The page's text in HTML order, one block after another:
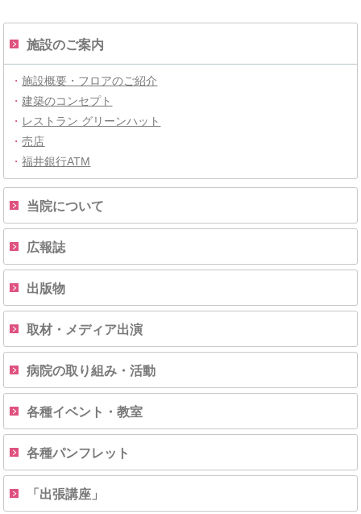
施設のご案内
・施設概要・フロアのご紹介
・建築のコンセプト
・ レストラン グリーンハット
・売店
・福井銀行ATM
当院について
広報誌
出版物
取材・メディア出演
病院の取り組み・活動
各種イベント・教室
各種パンフレット
「出張講座」